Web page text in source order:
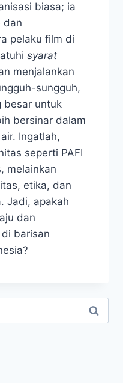
biasa; ia
dan
pelaku film di
syarat
menjalankan
sungguh,
besar untuk
bersinar dalam
Ingatlah,
seperti PAFI
melainkan
etika, dan
Jadi, apakah
dan
barisan